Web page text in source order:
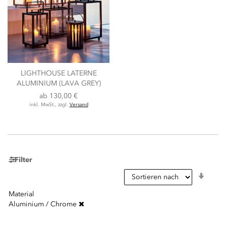
LIGHTHOUSE LATERNE
ALUMINIUM (LAVA GREY)
ab 130,00 €
inkl. MwSt., zzgl. Versand
Filter
Material
Aluminium / Chrome